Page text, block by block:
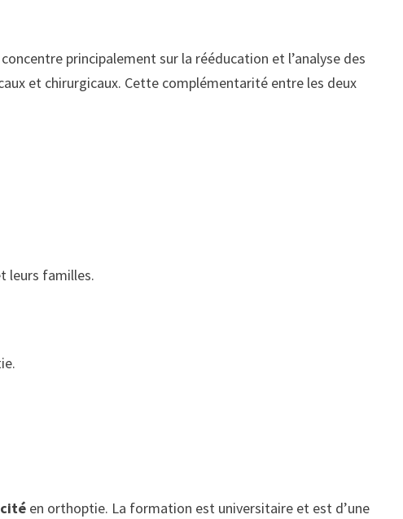
principalement sur la rééducation et l’analyse des
et chirurgicaux. Cette complémentarité entre les deux
leurs familles.
en orthoptie. La formation est universitaire et est d’une